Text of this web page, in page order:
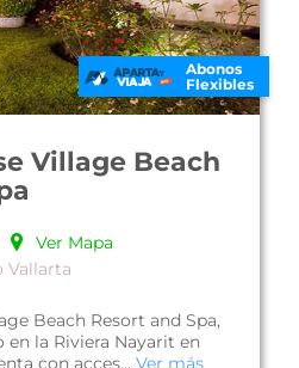
Abonos
Flexibles
Grand
Ver Mapa
Grand Nuevo Vallarta
Grand Nuevo Vallarta),
ubicaci...Ver más